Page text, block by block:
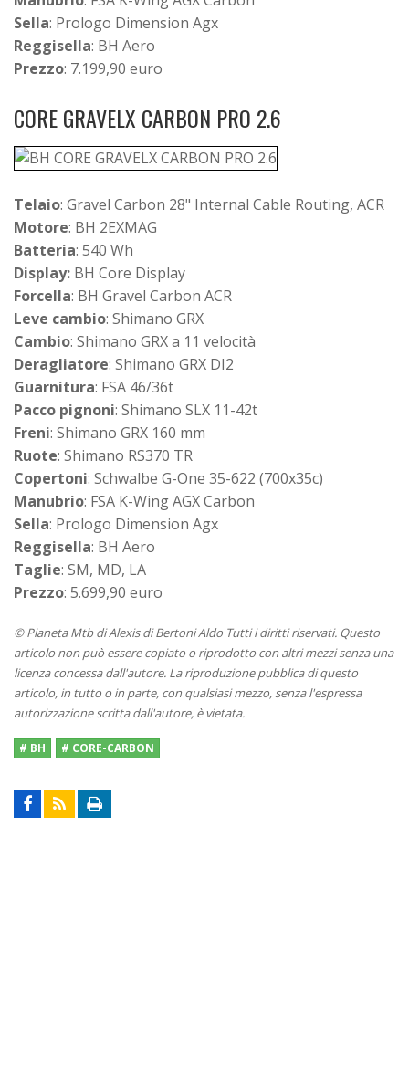
Sella: Prologo Dimension Agx
Reggisella: BH Aero
Prezzo: 7.199,90 euro
CORE GRAVELX CARBON PRO 2.6
Telaio: Gravel Carbon 28" Internal Cable Routing, ACR
Motore: BH 2EXMAG
Batteria: 540 Wh
Display: BH Core Display
Forcella: BH Gravel Carbon ACR
Leve cambio: Shimano GRX
Cambio: Shimano GRX a 11 velocità
Deragliatore: Shimano GRX DI2
Guarnitura: FSA 46/36t
Pacco pignoni: Shimano SLX 11-42t
Freni: Shimano GRX 160 mm
Ruote: Shimano RS370 TR
Copertoni: Schwalbe G-One 35-622 (700x35c)
Manubrio: FSA K-Wing AGX Carbon
Sella: Prologo Dimension Agx
Reggisella: BH Aero
Taglie: SM, MD, LA
Prezzo: 5.699,90 euro
© Pianeta Mtb di Alexis di Bertoni Aldo Tutti i diritti riservati. Questo
articolo non può essere copiato o riprodotto con altri mezzi senza una
licenza concessa dall'autore. La riproduzione pubblica di questo
articolo, in tutto o in parte, con qualsiasi mezzo, senza l'espressa
autorizzazione scritta dall'autore, è vietata.
# BH # CORE-CARBON